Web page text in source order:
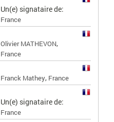
Un(e) signataire de:
France
Olivier MATHEVON,
France
Franck Mathey, France
Un(e) signataire de:
France